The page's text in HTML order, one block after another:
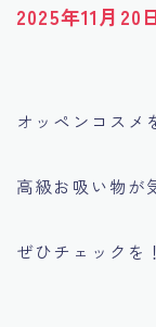
2025年11月20
オッペンコスメ
高級お吸い物が
ぜひチェックを